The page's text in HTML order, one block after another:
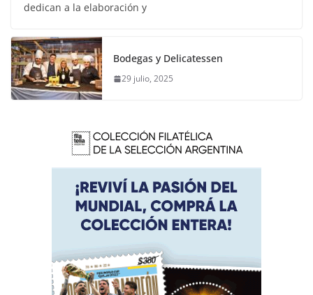
dedican a la elaboración y
Bodegas y Delicatessen
29 julio, 2025